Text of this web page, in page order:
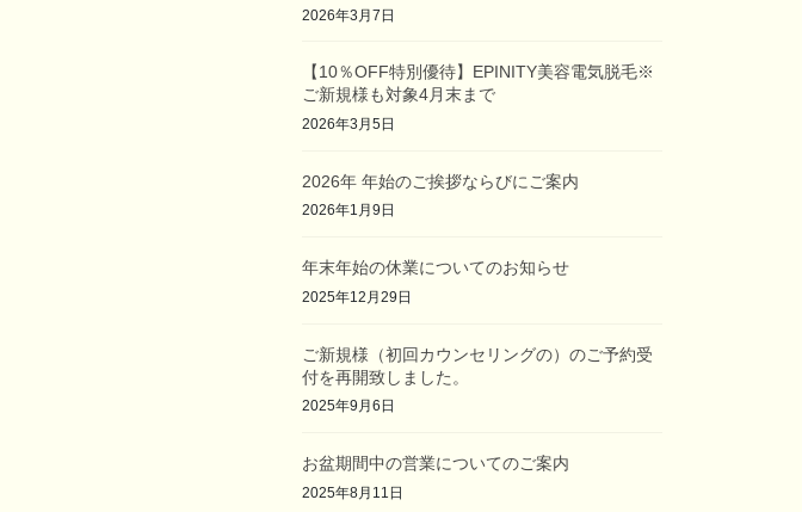
2026年3月7日
【10％OFF特別優待】EPINITY美容電気脱毛※
ご新規様も対象4月末まで
2026年3月5日
2026年 年始のご挨拶ならびにご案内
2026年1月9日
年末年始の休業についてのお知らせ
2025年12月29日
ご新規様（初回カウンセリングの）のご予約受
付を再開致しました。
2025年9月6日
お盆期間中の営業についてのご案内
2025年8月11日